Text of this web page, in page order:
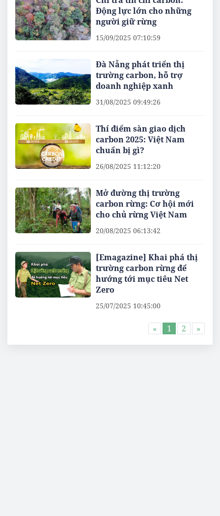
Động lực lớn cho những
người giữ rừng
15/09/2025 07:10:59
Đà Nẵng phát triển thị
trường carbon, hỗ trợ
doanh nghiệp xanh
31/08/2025 09:49:26
Thí điểm sàn giao dịch
carbon 2025: Việt Nam
chuẩn bị gì?
26/08/2025 11:12:20
Mở đường thị trường
carbon rừng: Cơ hội mới
cho chủ rừng Việt Nam
20/08/2025 06:13:42
[Emagazine] Khai phá thị
trường carbon rừng để
hướng tới mục tiêu Net
Zero
25/07/2025 10:45:00
« 1 2 »